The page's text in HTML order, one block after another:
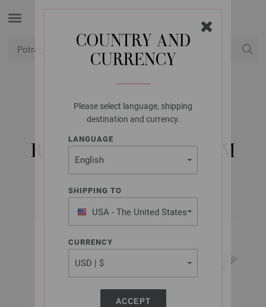
COUNTRY AND
CURRENCY
Please select language, shipping
destination and currency.
LANGUAGE
SHIPPING TO
USA - The United States
of America
CURRENCY
ACCEPT
LANA GROSSA
5 IGALA ALUMINIJ
RAINBOW ST. 2,0/15CM